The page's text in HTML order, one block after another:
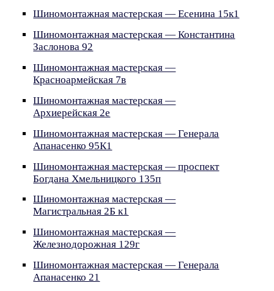
Шиномонтажная мастерская — Есенина 15к1
Шиномонтажная мастерская — Константина
Заслонова 92
Шиномонтажная мастерская —
Красноармейская 7в
Шиномонтажная мастерская —
Архиерейская 2е
Шиномонтажная мастерская — Генерала
Апанасенко 95К1
Шиномонтажная мастерская — проспект
Богдана Хмельницкого 135п
Шиномонтажная мастерская —
Магистральная 2Б к1
Шиномонтажная мастерская —
Железнодорожная 129г
Шиномонтажная мастерская — Генерала
Апанасенко 21